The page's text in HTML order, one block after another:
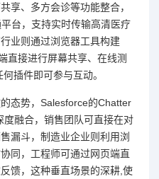
享、多方会诊等功能整合，
台，支持实时传输高清医疗
业则通过浏览器工具构建
直接进行屏幕共享、在线测
插件即可参与互动。
态势，Salesforce的Chatter
融合，销售团队可直接在对
漏斗，制造业企业则利用浏
同，工程师可通过网页端直
馈，这种垂直场景的深耕,使